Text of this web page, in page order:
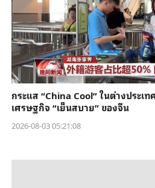
กระแส “China Cool” ในต่างประเ
เศรษฐกิจ “เย็นสบาย” ของจีน
2026-08-03 05:21:08